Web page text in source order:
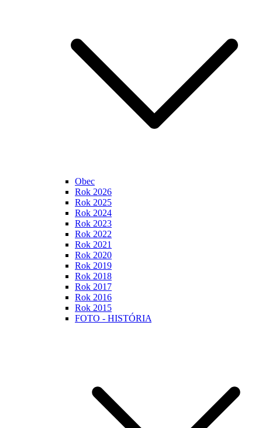
Obec
Rok 2026
Rok 2025
Rok 2024
Rok 2023
Rok 2022
Rok 2021
Rok 2020
Rok 2019
Rok 2018
Rok 2017
Rok 2016
Rok 2015
FOTO - HISTÓRIA